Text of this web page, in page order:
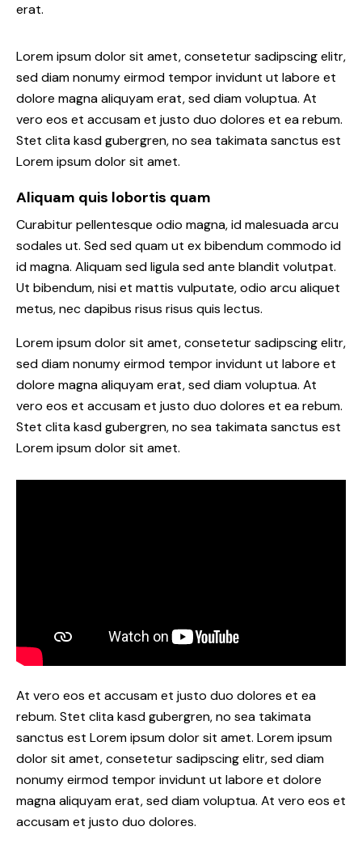
erat.
Lorem ipsum dolor sit amet, consetetur sadipscing elitr,
sed diam nonumy eirmod tempor invidunt ut labore et
dolore magna aliquyam erat, sed diam voluptua. At
vero eos et accusam et justo duo dolores et ea rebum.
Stet clita kasd gubergren, no sea takimata sanctus est
Lorem ipsum dolor sit amet.
Aliquam quis lobortis quam
Curabitur pellentesque odio magna, id malesuada arcu
sodales ut. Sed sed quam ut ex bibendum commodo id
id magna. Aliquam sed ligula sed ante blandit volutpat.
Ut bibendum, nisi et mattis vulputate, odio arcu aliquet
metus, nec dapibus risus risus quis lectus.
Lorem ipsum dolor sit amet, consetetur sadipscing elitr,
sed diam nonumy eirmod tempor invidunt ut labore et
dolore magna aliquyam erat, sed diam voluptua. At
vero eos et accusam et justo duo dolores et ea rebum.
Stet clita kasd gubergren, no sea takimata sanctus est
Lorem ipsum dolor sit amet.
At vero eos et accusam et justo duo dolores et ea
rebum. Stet clita kasd gubergren, no sea takimata
sanctus est Lorem ipsum dolor sit amet. Lorem ipsum
dolor sit amet, consetetur sadipscing elitr, sed diam
nonumy eirmod tempor invidunt ut labore et dolore
magna aliquyam erat, sed diam voluptua. At vero eos et
accusam et justo duo dolores.